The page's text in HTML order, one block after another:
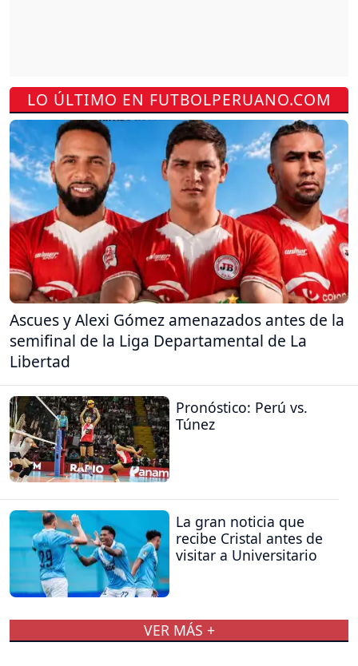
LO ÚLTIMO EN FUTBOLPERUANO.COM
Ascues y Alexi Gómez amenazados antes de la
semifinal de la Liga Departamental de La
Libertad
Pronóstico: Perú vs.
Túnez
La gran noticia que
recibe Cristal antes de
visitar a Universitario
VER MÁS +